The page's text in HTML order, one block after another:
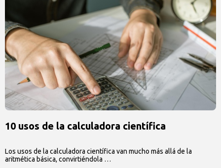
10 usos de la calculadora científica
Los usos de la calculadora científica van mucho más allá de la
aritmética básica, convirtiéndola …